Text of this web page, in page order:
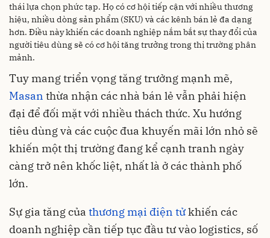
thái lựa chọn phức tạp. Họ có cơ hội tiếp cận với nhiều thương
hiệu, nhiều dòng sản phẩm (SKU) và các kênh bán lẻ đa dạng
hơn. Điều này khiến các doanh nghiệp nắm bắt sự thay đổi của
người tiêu dùng sẽ có cơ hội tăng trưởng trong thị trường phân
mảnh.
Tuy mang triển vọng tăng trưởng mạnh mẽ,
Masan thừa nhận các nhà bán lẻ vẫn phải hiện
đại để đối mặt với nhiều thách thức. Xu hướng
tiêu dùng và các cuộc đua khuyến mãi lớn nhỏ sẽ
khiến một thị trường đang kể cạnh tranh ngày
càng trở nên khốc liệt, nhất là ở các thành phố
lớn.
Sự gia tăng của thương mại điện tửkhiến các
doanh nghiệp cần tiếp tục đầu tư vào logistics, số